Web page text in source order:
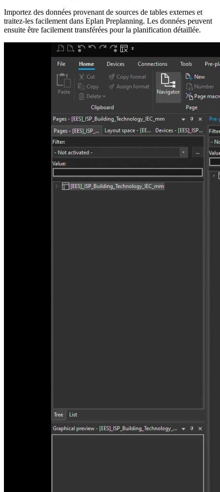
Importez des données provenant de sources de tables externes et
traitez-les facilement dans Eplan Preplanning. Les données peuvent
ensuite être facilement transférées pour la planification détaillée.